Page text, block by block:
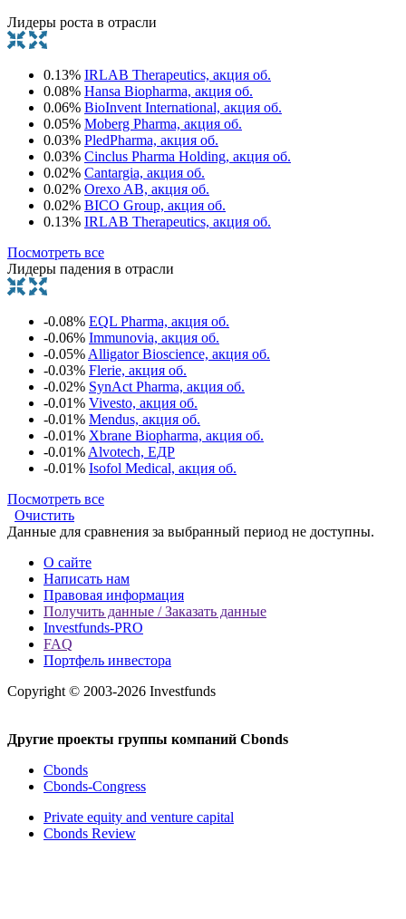
Лидеры роста в отрасли
0.13% IRLAB Therapeutics, акция об.
0.08% Hansa Biopharma, акция об.
0.06% BioInvent International, акция об.
0.05% Moberg Pharma, акция об.
0.03% PledPharma, акция об.
0.03% Cinclus Pharma Holding, акция об.
0.02% Cantargia, акция об.
0.02% Orexo AB, акция об.
0.02% BICO Group, акция об.
0.13% IRLAB Therapeutics, акция об.
Посмотреть все
Лидеры падения в отрасли
-0.08% EQL Pharma, акция об.
-0.06% Immunovia, акция об.
-0.05% Alligator Bioscience, акция об.
-0.03% Flerie, акция об.
-0.02% SynAct Pharma, акция об.
-0.01% Vivesto, акция об.
-0.01% Mendus, акция об.
-0.01% Xbrane Biopharma, акция об.
-0.01% Alvotech, ЕДР
-0.01% Isofol Medical, акция об.
Посмотреть все
Очистить
Данные для сравнения за выбранный период не доступны.
О сайте
Написать нам
Правовая информация
Получить данные / Заказать данные
Investfunds-PRO
FAQ
Портфель инвестора
Copyright © 2003-2026 Investfunds
Другие проекты группы компаний Cbonds
Cbonds
Cbonds-Congress
Private equity and venture capital
Cbonds Review